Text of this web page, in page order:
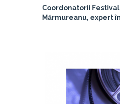
Coordonatorii
Mărmureanu, expert